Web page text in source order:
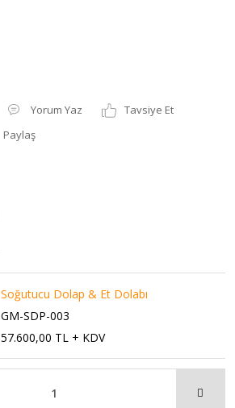
Yorum Yaz
Tavsiye Et
Paylaş
Soğutucu Dolap & Et Dolabı
GM-SDP-003
57.600,00 TL + KDV